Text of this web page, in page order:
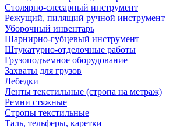
Столярно-слесарный инструмент
Режущий, пилящий ручной инструмент
Уборочный инвентарь
Шарнирно-губцевый инструмент
Штукатурно-отделочные работы
Грузоподъемное оборудование
Захваты для грузов
Лебедки
Ленты текстильные (стропа на метраж)
Ремни стяжные
Стропы текстильные
Таль, тельферы, каретки